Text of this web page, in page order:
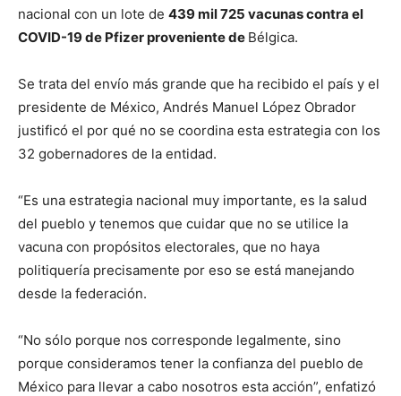
nacional con un lote de 439 mil 725 vacunas contra el
COVID-19 de Pfizer proveniente de Bélgica.
Se trata del envío más grande que ha recibido el país y el
presidente de México, Andrés Manuel López Obrador
justificó el por qué no se coordina esta estrategia con los
32 gobernadores de la entidad.
“Es una estrategia nacional muy importante, es la salud
del pueblo y tenemos que cuidar que no se utilice la
vacuna con propósitos electorales, que no haya
politiquería precisamente por eso se está manejando
desde la federación.
“No sólo porque nos corresponde legalmente, sino
porque consideramos tener la confianza del pueblo de
México para llevar a cabo nosotros esta acción”, enfatizó